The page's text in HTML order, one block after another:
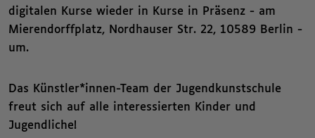
digitalen Kurse wieder in Kurse in Präsenz - am
Mierendorffplatz, Nordhauser Str. 22, 10589 Berlin -
um.
Das Künstler*innen-Team der Jugendkunstschule
freut sich auf alle interessierten Kinder und
Jugendliche!